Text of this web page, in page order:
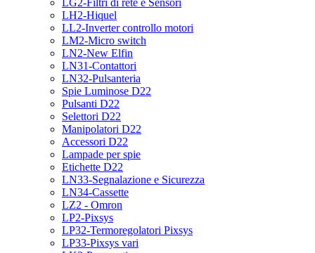
LG2-Filtri di rete e Sensori
LH2-Hiquel
LL2-Inverter controllo motori
LM2-Micro switch
LN2-New Elfin
LN31-Contattori
LN32-Pulsanteria
Spie Luminose D22
Pulsanti D22
Selettori D22
Manipolatori D22
Accessori D22
Lampade per spie
Etichette D22
LN33-Segnalazione e Sicurezza
LN34-Cassette
LZ2 - Omron
LP2-Pixsys
LP32-Termoregolatori Pixsys
LP33-Pixsys vari